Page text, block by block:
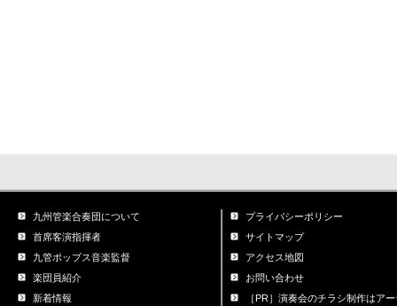
九州管楽合奏団について
首席客演指揮者
九管ポップス音楽監督
楽団員紹介
新着情報
プライバシーポリシー
サイトマップ
アクセス地図
お問い合わせ
［PR］演奏会のチラシ制作はア